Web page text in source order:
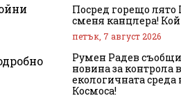
Посред горещо лято
сменя канцлера!
петък, 7 август 2026
Румен Радев
новина за контрола
екологичната
Космоса!